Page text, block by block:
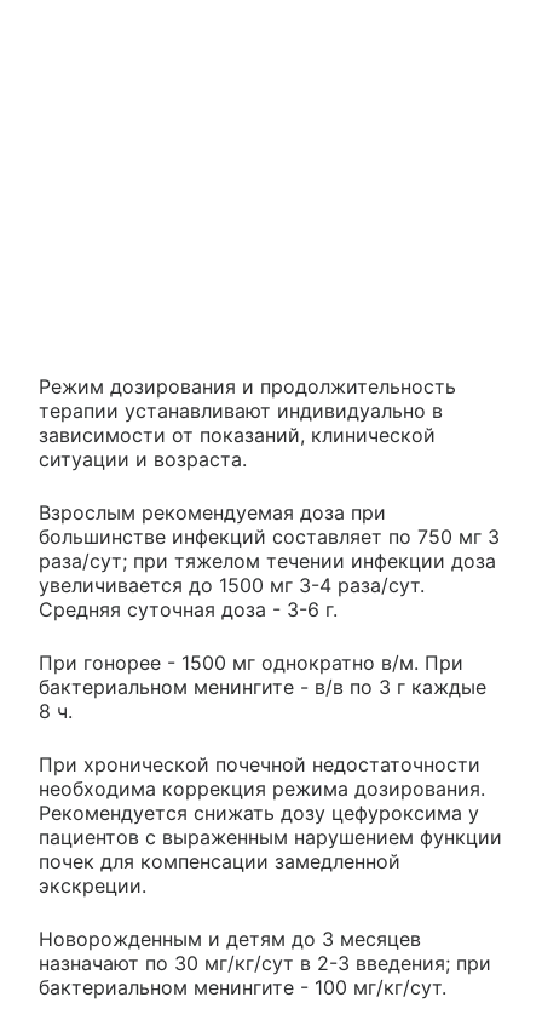
Режим дозирования и продолжительность
терапии устанавливают индивидуально в
зависимости от показаний, клинической
ситуации и возраста.
Взрослым рекомендуемая доза при
большинстве инфекций составляет по 750 мг 3
раза/сут; при тяжелом течении инфекции доза
увеличивается до 1500 мг 3-4 раза/сут.
Средняя суточная доза - 3-6 г.
При гонорее - 1500 мг однократно в/м. При
бактериальном менингите - в/в по 3 г каждые
8 ч.
При хронической почечной недостаточности
необходима коррекция режима дозирования.
Рекомендуется снижать дозу цефуроксима у
пациентов с выраженным нарушением функции
почек для компенсации замедленной
экскреции.
Новорожденным и детям до 3 месяцев
назначают по 30 мг/кг/сут в 2-3 введения; при
бактериальном менингите - 100 мг/кг/сут.